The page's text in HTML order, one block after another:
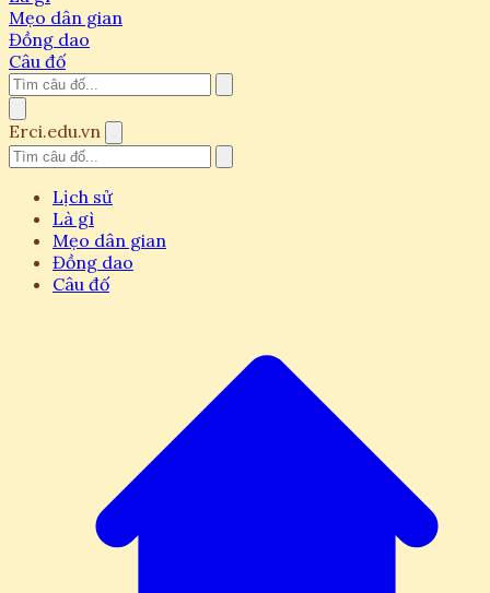
Mẹo dân gian
Đồng dao
Câu đố
Erci.edu.vn
Lịch sử
Là gì
Mẹo dân gian
Đồng dao
Câu đố